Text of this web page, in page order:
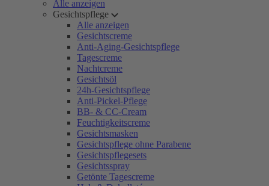
Alle anzeigen
Gesichtspflege
Alle anzeigen
Gesichtscreme
Anti-Aging-Gesichtspflege
Tagescreme
Nachtcreme
Gesichtsöl
24h-Gesichtspflege
Anti-Pickel-Pflege
BB- & CC-Cream
Feuchtigkeitscreme
Gesichtsmasken
Gesichtspflege ohne Parabene
Gesichtspflegesets
Gesichtsspray
Getönte Tagescreme